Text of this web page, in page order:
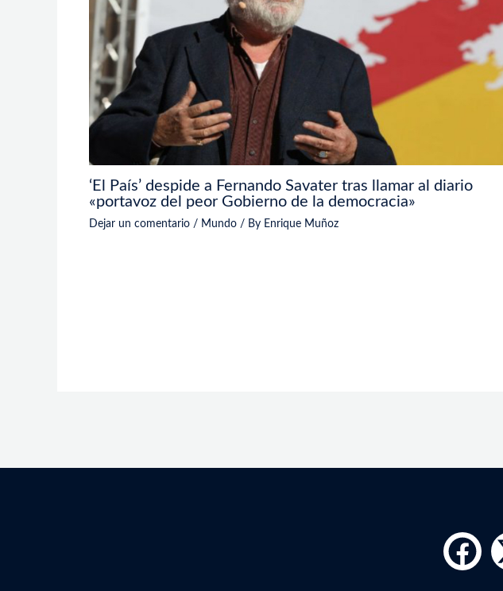
‘El País’ despide a Fernando Savater tras llamar al diario
«portavoz del peor Gobierno de la democracia»
Dejar un comentario / Mundo / By Enrique Muñoz